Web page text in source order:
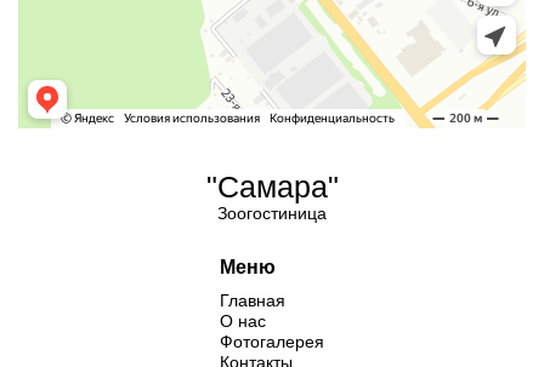
"Самара"
Зоогостиница
Меню
Главная
О нас
Фотогалерея
Контакты